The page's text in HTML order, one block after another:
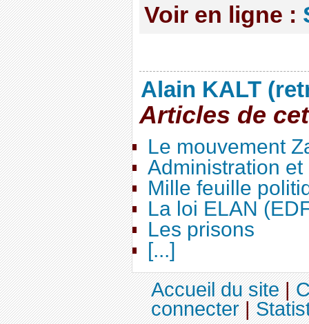
Voir en ligne :
Alain KALT
Articles de
Le mouvement
Administration
Mille feuille
La loi ELAN
Les prisons
[...]
Accueil du site|
connecter|